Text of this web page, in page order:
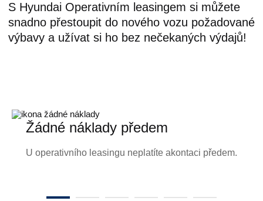
S Hyundai Operativním leasingem si můžete
snadno přestoupit do nového vozu požadované
výbavy a užívat si ho bez nečekaných výdajů!
Žádné náklady předem
U operativního leasingu neplatíte akontaci předem.